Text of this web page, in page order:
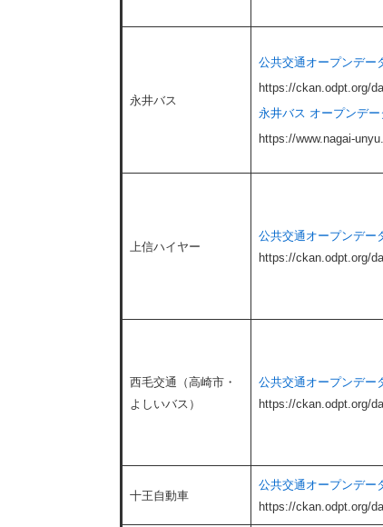
永井バス
公共交通オープンデー
https://ckan.odpt.org/
永井バス オープンデー
https://www.nagai-
上信ハイヤー
公共交通オープンデー
​https://ckan.odpt.org/
西毛交通（高崎市・
よしいバス）
公共交通オープンデー
​https://ckan.odpt.org/
十王自動車
公共交通オープンデー
https://ckan.odpt.org/